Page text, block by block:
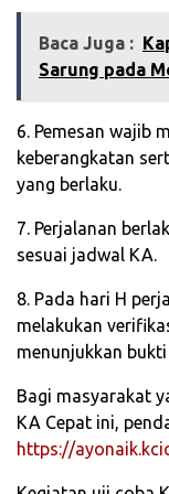
Baca Juga :
Sarung pada
6. Pemesan wajib
keberangkatan
yang berlaku.
7. Perjalanan
sesuai jadwal KA.
8. Pada hari H
melakukan
menunjukkan
Bagi masyarakat
KA Cepat ini,
https://